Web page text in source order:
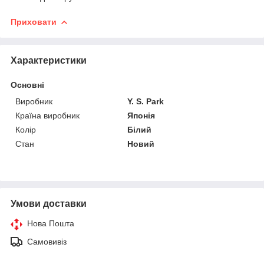
Приховати
Характеристики
Основні
Виробник
Y. S. Park
Країна виробник
Японія
Колір
Білий
Стан
Новий
Умови доставки
Нова Пошта
Самовивіз